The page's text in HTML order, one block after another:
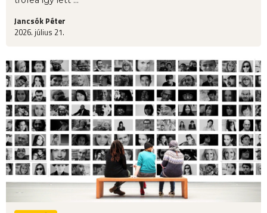
Jancsók Péter
2026. július 21.